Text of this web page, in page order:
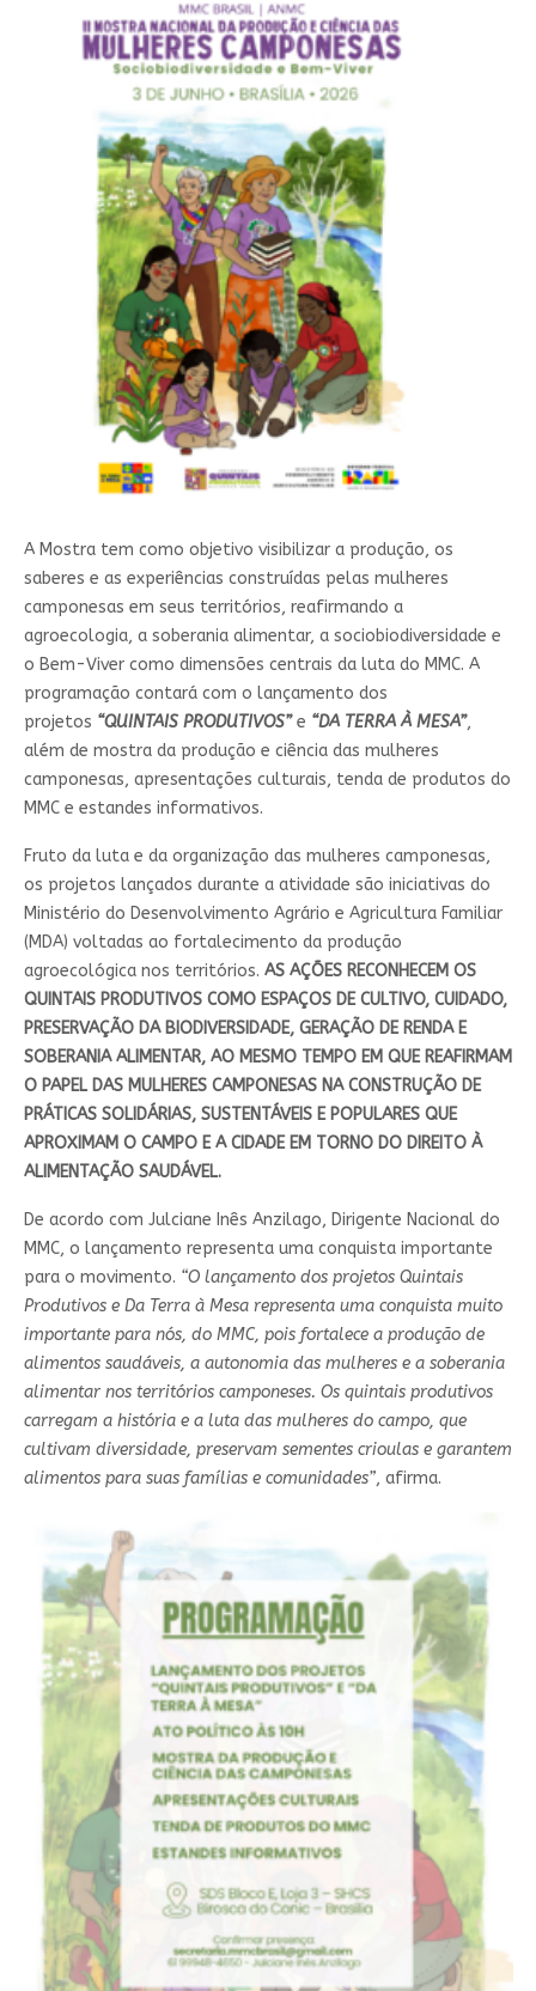
A Mostra tem como objetivo visibilizar a produção, os
saberes e as experiências construídas pelas mulheres
camponesas em seus territórios, reafirmando a
agroecologia, a soberania alimentar, a sociobiodiversidade e
o Bem-Viver como dimensões centrais da luta do MMC. A
programação contará com o lançamento dos
projetos “QUINTAIS PRODUTIVOS”e “DA TERRA À MESA”,
além de mostra da produção e ciência das mulheres
camponesas, apresentações culturais, tenda de produtos do
MMC e estandes informativos.
Fruto da luta e da organização das mulheres camponesas,
os projetos lançados durante a atividade são iniciativas do
Ministério do Desenvolvimento Agrário e Agricultura Familiar
(MDA) voltadas ao fortalecimento da produção
agroecológica nos territórios. AS AÇÕES RECONHECEM OS
QUINTAIS PRODUTIVOS COMO ESPAÇOS DE CULTIVO, CUIDADO,
PRESERVAÇÃO DA BIODIVERSIDADE, GERAÇÃO DE RENDA E
SOBERANIA ALIMENTAR, AO MESMO TEMPO EM QUE REAFIRMAM
O PAPEL DAS MULHERES CAMPONESAS NA CONSTRUÇÃO DE
PRÁTICAS SOLIDÁRIAS, SUSTENTÁVEIS E POPULARES QUE
APROXIMAM O CAMPO E A CIDADE EM TORNO DO DIREITO À
ALIMENTAÇÃO SAUDÁVEL.
De acordo com Julciane Inês Anzilago, Dirigente Nacional do
MMC, o lançamento representa uma conquista importante
para o movimento. “O lançamento dos projetos Quintais
Produtivos e Da Terra à Mesa representa uma conquista muito
importante para nós, do MMC, pois fortalece a produção de
alimentos saudáveis, a autonomia das mulheres e a soberania
alimentar nos territórios camponeses. Os quintais produtivos
carregam a história e a luta das mulheres do campo, que
cultivam diversidade, preservam sementes crioulas e garantem
alimentos para suas famílias e comunidades”, afirma.